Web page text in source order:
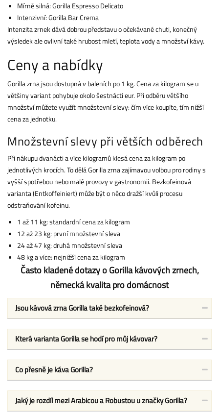
Mírně silná: Gorilla Espresso Delicato
Intenzivní: Gorilla Bar Crema
Intenzita zrnek dává dobrou představu o očekávané chuti, konečný
výsledek ale ovlivní také hrubost mletí, teplota vody a množství kávy.
Ceny a nabídky
Gorilla zrna jsou dostupná v baleních po 1 kg. Cena za kilogram se u
většiny variant pohybuje okolo šestnácti eur. Při odběru většího
množství můžete využít množstevní slevy: čím více koupíte, tím nižší
cena za jednotku.
Množstevní slevy při větších odběrech
Při nákupu dvanácti a více kilogramů klesá cena za kilogram po
jednotlivých krocích. To dělá Gorilla zrna zajímavou volbou pro rodiny s
vyšší spotřebou nebo malé provozy v gastronomii. Bezkofeinová
varianta (Entkoffeiniert) může být o něco dražší kvůli procesu
odstraňování kofeinu.
1 až 11 kg: standardní cena za kilogram
12 až 23 kg: první množstevní sleva
24 až 47 kg: druhá množstevní sleva
48 kg a více: nejnižší cena za kilogram
Často kladené dotazy o Gorilla kávových zrnech,
německá kvalita pro domácnost
Jsou kávová zrna Gorilla také bezkofeinová?
Která varianta Gorilla se hodí pro můj kávovar?
Co přesně je káva Gorilla?
Jaký je rozdíl mezi Arabicou a Robustou u značky Gorilla?